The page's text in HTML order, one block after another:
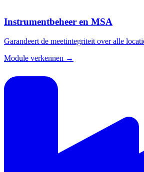
Instrumentbeheer en MSA
Garandeert de meetintegriteit over alle
Module verkennen →